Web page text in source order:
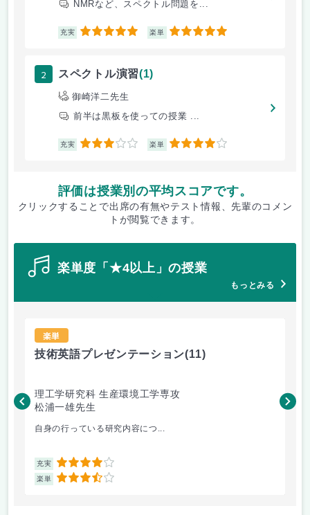
NMRなど、スペクトル問題を...
充実 5 楽単 5
2 スペクトル演習(1)
御崎洋二先生
前半は黒板を使っての授業 ...
充実 3 楽単 4
評価は授業別の平均スコアです。
クリックすることで出席の有無やテスト情報、先輩のコメン
トが閲覧できます。
楽単度「★4以上」の授業
もっとみる
楽単
技術英語プレゼンテーション(11)
理工学研究科 生産環境工学専攻
松浦一雄先生
自身の行っている研究内容につ...
充実 4
楽単 3.5
黄